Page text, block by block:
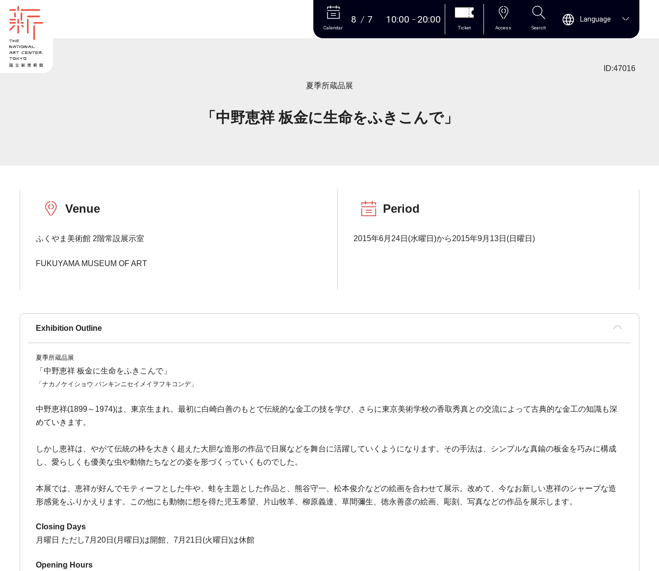
More
Calendar
8 7 10:00 20:00
Ticket Access Search
Language
ID:47016
夏季所蔵品展
「中野恵祥 板金に生命をふきこんで」
Venue
ふくやま美術館 2階常設展示室
FUKUYAMA MUSEUM OF ART
Period
2015年6月24日(水曜日)から2015年9月13日(日曜日)
Exhibition Outline
夏季所蔵品展
「中野恵祥 板金に生命をふきこんで」
「ナカノケイショウ バンキンニセイメイヲフキコンデ」
中野恵祥(1899～1974)は、東京生まれ。最初に白崎白善のもとで伝統的な金工の技を学び、さらに東京美術学校の香取秀真との交流によって古典的な金工の知識も深
めていきます。
しかし恵祥は、やがて伝統の枠を大きく超えた大胆な造形の作品で日展などを舞台に活躍していくようになります。その手法は、シンプルな真鍮の板金を巧みに構成
し、愛らしくも優美な虫や動物たちなどの姿を形づくっていくものでした。
本展では、恵祥が好んでモティーフとした牛や、蛙を主題とした作品と、熊谷守一、松本俊介などの絵画を合わせて展示。改めて、今なお新しい恵祥のシャープな造
形感覚をふりかえります。この他にも動物に想を得た児玉希望、片山牧羊、柳原義達、草間彌生、徳永善彦の絵画、彫刻、写真などの作品を展示します。
Closing Days
月曜日 ただし7月20日(月曜日)は開館、7月21日(火曜日)は休館
Opening Hours